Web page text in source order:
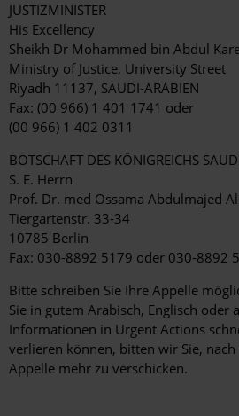
JUSTIZMINISTER
His Excellency
Sheikh Dr Mohammed bin Abdul
Ministry of Justice, University Street
Riyadh 11137, SAUDI-ARABIEN
Fax: (00 966) 1 401 1741 oder
(00 966) 1 402 0311
BOTSCHAFT DES KÖNIGREICHS
S. E. Herrn
Prof. Dr. med Ossama Abdulmajed
Tiergartenstr. 33-34
10785 Berlin
Fax: 030-8892 5179 oder 030-8892
Bitte schreiben Sie Ihre Appelle
Sie in gutem Arabisch, Englisch oder
Informationen in Urgent Actions
verlieren können, bitten wir Sie, nach
Appelle mehr zu verschicken.